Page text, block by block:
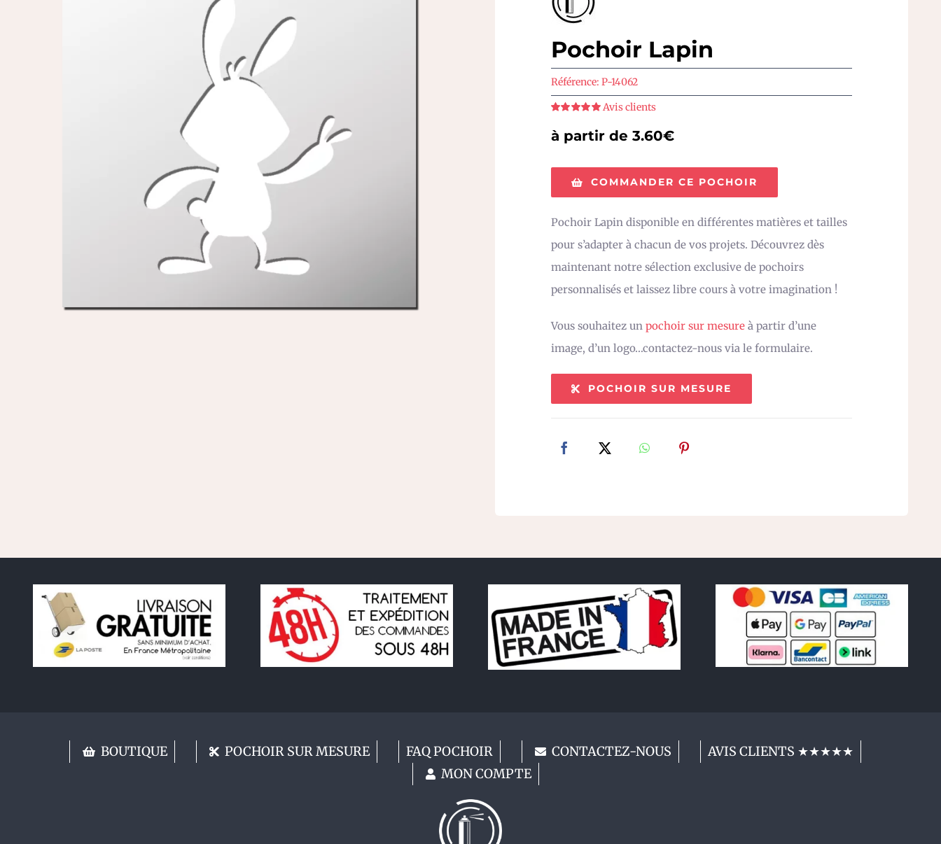
Pochoir Lapin
Référence: P-14062
Avis clients
à partir de 3.60€
COMMANDER CE POCHOIR
Pochoir Lapin disponible en différentes matières et tailles
pour s’adapter à chacun de vos projets. Découvrez dès
maintenant notre sélection exclusive de pochoirs
personnalisés et laissez libre cours à votre imagination !
Vous souhaitez un pochoir sur mesure à partir d’une
image, d’un logo…contactez-nous via le formulaire.
POCHOIR SUR MESURE
BOUTIQUE POCHOIR SUR MESURE FAQ POCHOIR CONTACTEZ-NOUS
AVIS CLIENTS ★★★★★
MON COMPTE